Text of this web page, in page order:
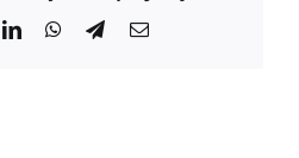
LinkedInWhatsApp
Telegram
E-